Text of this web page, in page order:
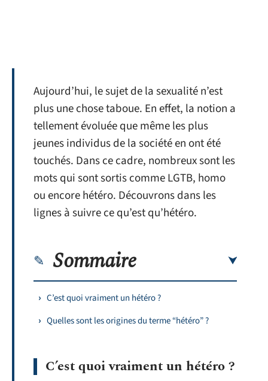
Aujourd’hui, le sujet de la sexualité n’est
plus une chose taboue. En effet, la notion a
tellement évoluée que même les plus
jeunes individus de la société en ont été
touchés. Dans ce cadre, nombreux sont les
mots qui sont sortis comme LGTB, homo
ou encore hétéro. Découvrons dans les
lignes à suivre ce qu’est qu’hétéro.
Sommaire
C’est quoi vraiment un hétéro ?
Quelles sont les origines du terme “hétéro” ?
C’est quoi vraiment un hétéro ?